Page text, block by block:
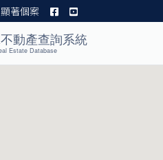
顯著個案